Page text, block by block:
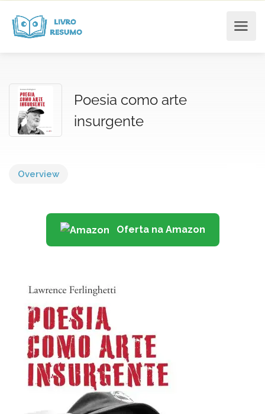
Poesia como arte
insurgente
Overview
Oferta na Amazon